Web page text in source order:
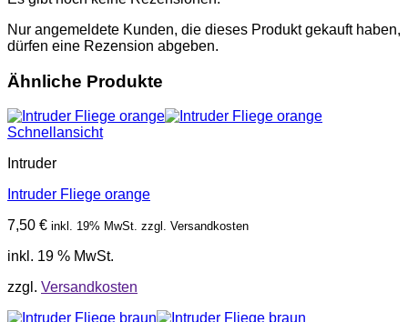
Nur angemeldete Kunden, die dieses Produkt gekauft haben,
dürfen eine Rezension abgeben.
Ähnliche Produkte
Schnellansicht
Intruder
Intruder Fliege orange
7,50 € inkl. 19% MwSt. zzgl. Versandkosten
inkl. 19 % MwSt.
zzgl. Versandkosten